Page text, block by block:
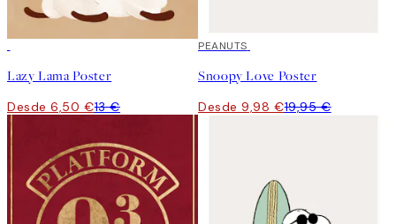
Lazy Lama Poster
Desde 6,50 €13 €
50%*
PEANUTS
Snoopy Love Poster
Desde 9,98 €19,95 €